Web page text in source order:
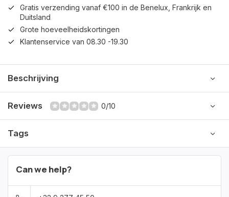
Gratis verzending vanaf €100 in de Benelux, Frankrijk en
Duitsland
Grote hoeveelheidskortingen
Klantenservice van 08.30 -19.30
Beschrijving
Reviews 0/10
Tags
Can we help?